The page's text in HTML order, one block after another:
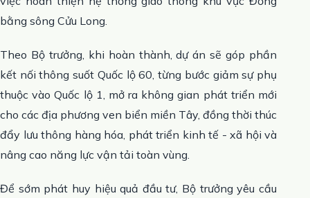
bằng sông Cửu Long.
Theo Bộ trưởng, khi hoàn thành, dự án sẽ góp phần
kết nối thông suốt Quốc lộ 60, từng bước giảm sự phụ
thuộc vào Quốc lộ 1, mở ra không gian phát triển mới
cho các địa phương ven biển miền Tây, đồng thời thúc
đẩy lưu thông hàng hóa, phát triển kinh tế - xã hội và
nâng cao năng lực vận tải toàn vùng.
Để sớm phát huy hiệu quả đầu tư, Bộ trưởng yêu cầu